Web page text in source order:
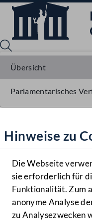
Hilfe
Benutzer
MENÜ
Hinweise zu
Die Webseite
sie erforderlich für
Funktionalität. Zum
anonyme Analyse
zu Analysezwecken
Übersicht
Parlamentarisches